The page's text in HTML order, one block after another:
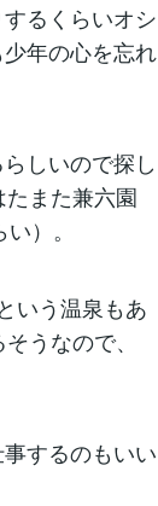
るくらいオシ
年の心を忘れ
しいので探し
また兼六園
）。
いう温泉もあ
うなので、
するのもいい